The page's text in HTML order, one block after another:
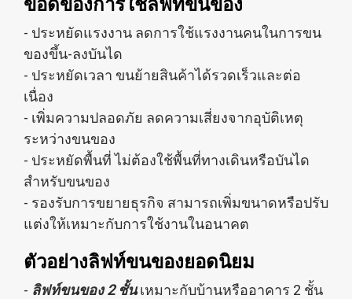
- ประหยัดแรงงาน ลดการใช้แรงงานคนในการขน
ของขึ้น-ลงบันได
- ประหยัดเวลา ขนย้ายสินค้าได้รวดเร็วและต่อ
เนื่อง
- เพิ่มความปลอดภัย ลดความเสี่ยงจากอุบัติเหตุ
ระหว่างขนของ
- ประหยัดพื้นที่ ไม่ต้องใช้พื้นที่ทางเดินหรือบันได
สำหรับขนของ
- รองรับการขยายธุรกิจ สามารถเพิ่มขนาดหรือปรับ
แต่งให้เหมาะกับการใช้งานในอนาคต
ตัวอย่างลิฟท์ขนของยอดนิยม
- ลิฟท์ขนของ 2 ชั้นเหมาะกับบ้านหรืออาคาร 2 ชั้น